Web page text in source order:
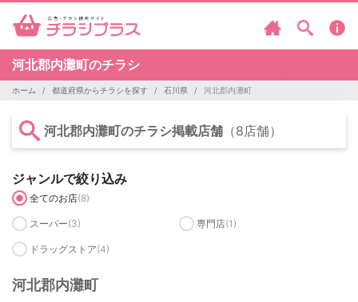
河北郡内灘町のチラシ
ホーム 都道府県からチラシを探す 石川県 河北郡内灘町
河北郡内灘町のチラシ掲載店舗 （8店舗）
ジャンルで絞り込み
全てのお店(8)
スーパー(3) 専門店(1)
ドラッグストア(4)
河北郡内灘町